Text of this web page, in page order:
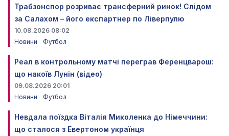
Трабзонспор розриває трансферний ринок! Слідом
за Салахом – його експартнер по Ліверпулю
10.08.2026 08:02
Новини
Футбол
Реал в контрольному матчі переграв Ференцварош:
що накоїв Лунін (відео)
09.08.2026 20:01
Новини
Футбол
Невдала поїздка Віталія Миколенка до Німеччини:
що сталося з Евертоном українця